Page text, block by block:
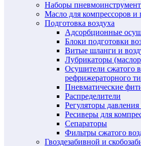
Наборы
Масло для компрессоров и
Подготовка воздуха
Адсорбционные
Блоки подготовки
Витые шланги и
Лубрикаторы
Осушители сжатого
рефрижераторного
Пневматические
Распределители
Регуляторы
Ресиверы для
Сепараторы
Фильтры сжатого
Гвоздезабивной и